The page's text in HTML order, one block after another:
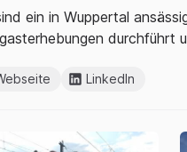
ein in Wuppertal
durchführt
LinkedIn